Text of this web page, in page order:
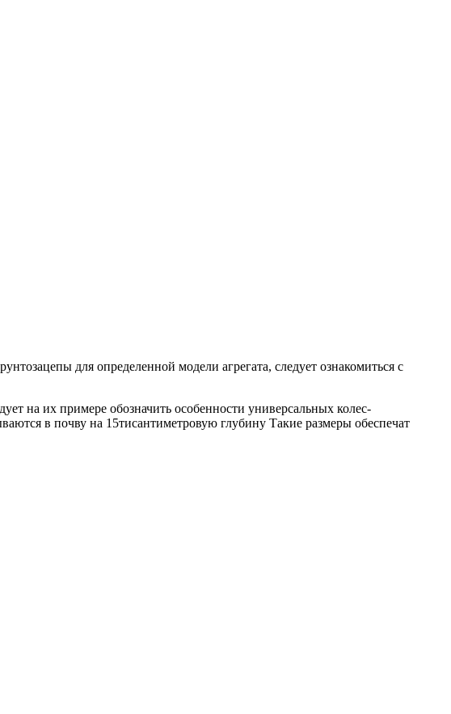
для определенной модели агрегата, следует ознакомиться с
на их примере обозначить особенности универсальных колес-
в почву на 15тисантиметровую глубину Такие размеры обеспечат